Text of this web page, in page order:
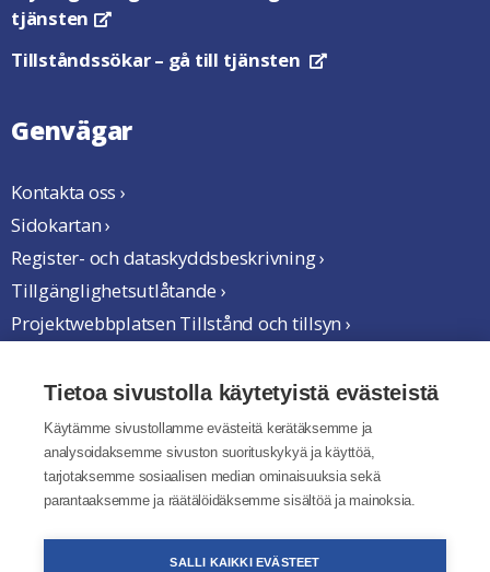
tjänsten
Öppnas i en ny flik
Tillståndssökar– gå till tjänsten Öppnas i en ny flik
Genvägar
Kontakta oss ›
Sidokartan ›
Register- och dataskyddsbeskrivning ›
Tillgänglighetsutlåtande ›
Projektwebbplatsen Tillstånd och tillsyn ›
Vi samarbetar
Tietoa sivustolla käytetyistä evästeistä
Käytämme sivustollamme evästeitä kerätäksemme ja
analysoidaksemme sivuston suorituskykyä ja käyttöä,
tarjotaksemme sosiaalisen median ominaisuuksia sekä
parantaaksemme ja räätälöidäksemme sisältöä ja mainoksia.
SALLI KAIKKI EVÄSTEET